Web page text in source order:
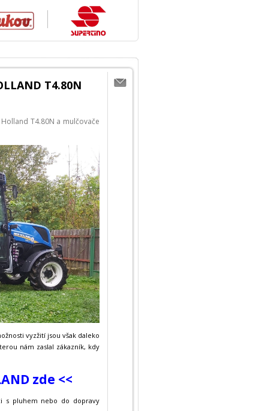
T4.80N
T4.80N a mulčovače
vyzžití jsou však daleko
nám zaslal zákazník, kdy
zde <<
s pluhem nebo do dopravy